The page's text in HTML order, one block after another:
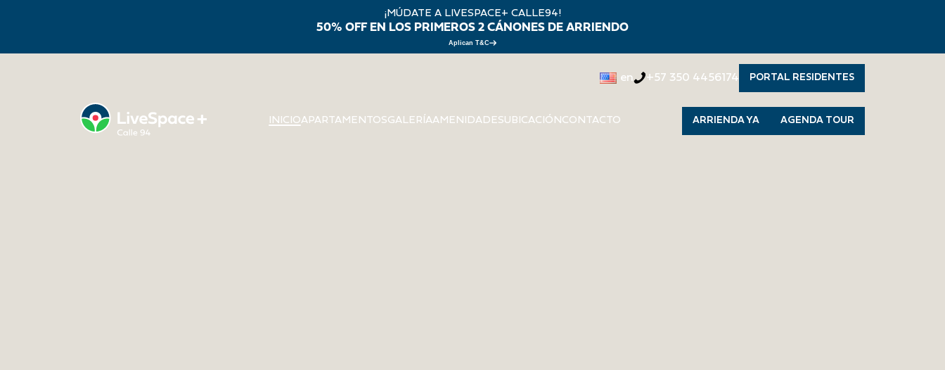
¡MÚDATE A LIVESPACE+ CALLE94!
50% OFF EN LOS PRIMEROS 2 CÁNONES DE ARRIENDO
Aplican T&C
en +57 350 4456174 PORTAL RESIDENTES
INICIOAPARTAMENTOSGALERÍAAMENIDADESUBICACIÓN CONTACTO ARRIENDA YA AGENDA TOUR
LIVESPACE+ CALLE 94 - APARTAMENTOS